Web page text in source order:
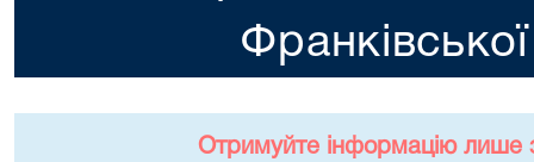
Отримуйте інформацію лише